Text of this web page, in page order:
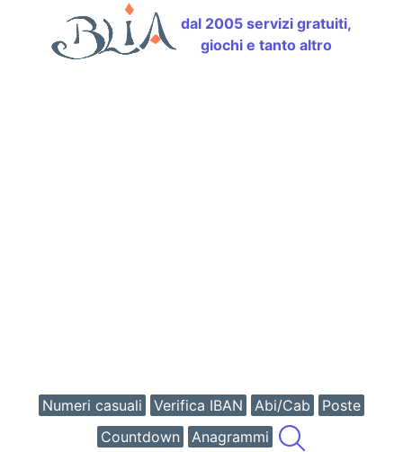
dal 2005 servizi gratuiti,
giochi e tanto altro
Numeri casuali Verifica IBAN Abi/Cab
Poste
Countdown
Anagrammi